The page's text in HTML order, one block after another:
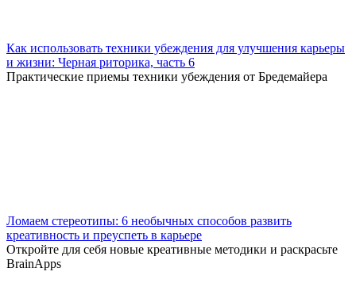
Как использовать техники убеждения для улучшения карьеры
и жизни: Черная риторика, часть 6
Практические приемы техники убеждения от Бредемайера
Ломаем стереотипы: 6 необычных способов развить
креативность и преуспеть в карьере
Откройте для себя новые креативные методики и раскрасьте
BrainApps